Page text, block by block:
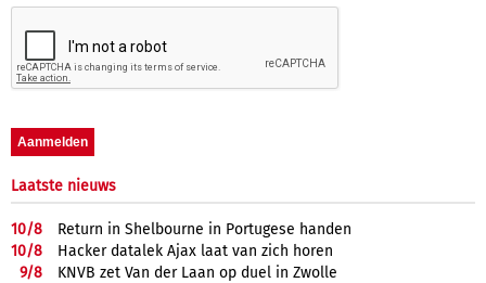
Laatste nieuws
10/8
Return in Shelbourne in Portugese handen
10/8
Hacker datalek Ajax laat van zich horen
9/8
KNVB zet Van der Laan op duel in Zwolle